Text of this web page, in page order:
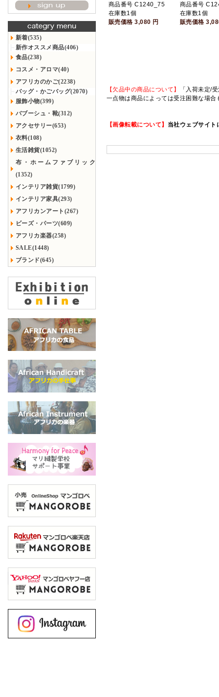
新着(535)
新作オススメ商品(406)
食品(238)
コスメ・アロマ(40)
アフリカのかご(2238)
バッグ・かごバッグ(2070)
服飾小物(399)
バブーシュ・靴(312)
アクセサリー(653)
衣料(108)
生活雑貨(1052)
布・ホームファブリック
(1352)
インテリア雑貨(1799)
インテリア家具(293)
アフリカンアート(267)
ビーズ・パーツ(609)
アフリカ楽器(258)
SALE(1448)
ブランド(645)
商品番号 C1240_75
在庫数1個
販売価格3,080 円
商品番号
在庫数1個
販売価格
【欠品中の商品について】
「入荷未定/
一点物は商品によっては受注困難な場
【画像転載について】 当社ウェブサイト